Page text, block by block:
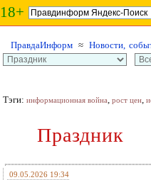
18+
ПравдаИнформ ≈ Новости,
Тэги: информационная война, рост цен,
Праздник
09.05.2026 19:34